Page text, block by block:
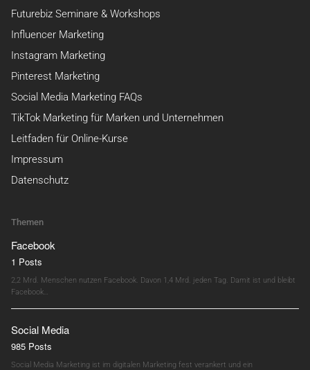
Futurebiz Seminare & Workshops
Influencer Marketing
Instagram Marketing
Pinterest Marketing
Social Media Marketing FAQs
TikTok Marketing für Marken und Unternehmen
Leitfaden für Online-Kurse
Impressum
Datenschutz
Themen
Facebook
1 Posts
2,2 Mrd. Menschen nutzen Facebook. Davon 1,4 Mrd. jeden Tag. Damit ist und bleibt
Facebook…
Social Media
985 Posts
Social Media Marketing ist im digitalen Marketing fest verankert und ein